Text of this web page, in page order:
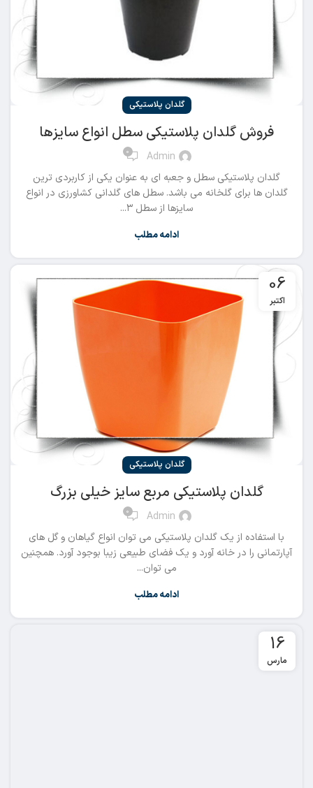
گلدان پلاستیکی
فروش گلدان پلاستیکی سطل انواع سایزها
Admin
0
گلدان پلاستیکی سطل و جعبه ای به عنوان یکی از کاربردی ترین
گلدان ها برای گلخانه می باشد. سطل های گلدانی کشاورزی در انواع
سایزها از سطل ۳...
ادامه مطلب
06
اکتبر
گلدان پلاستیکی
گلدان پلاستیکی مربع سایز خیلی بزرگ
Admin
0
با استفاده از یک گلدان پلاستیکی می توان انواع گیاهان و گل های
آپارتمانی را در خانه آورد و یک فضای طبیعی زیبا بوجود آورد. همچنین
می توان...
ادامه مطلب
16
مارس